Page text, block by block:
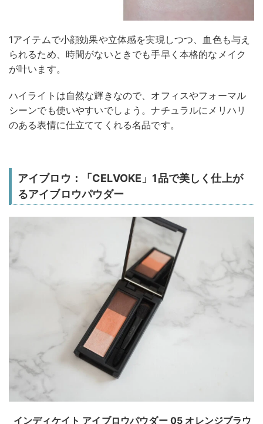
1アイテムで小顔効果や立体感を実現しつつ、血色も与え
られるため、時間がないときでも手早く本格的なメイク
が叶います。
ハイライトは自然な輝きなので、オフィスやフォーマル
シーンでも使いやすいでしょう。ナチュラルにメリハリ
のある表情に仕立ててくれる名品です。
アイブロウ：「CELVOKE」1品で美しく仕上が
るアイブロウパウダー
インディケイト アイブロウパウダー 05 オレンジブラウ